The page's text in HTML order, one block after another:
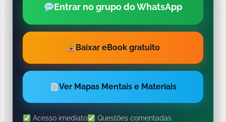
Entrar no grupo do WhatsApp
Baixar eBook gratuito
Ver Mapas Mentais e Materiais
Acesso imediato Questões comentadas